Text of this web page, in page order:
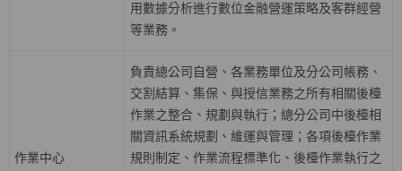
用數據分析進行數位金融營運策略及客群經營
等業務。
作業中心
負責總公司自營、各業務單位及分公司帳務、
交割結算、集保、與授信業務之所有相關後檯
作業之整合、規劃與執行；總分公司中後檯相
關資訊系統規劃、維運與管理；各項後檯作業
規則制定、作業流程標準化、後檯作業執行之